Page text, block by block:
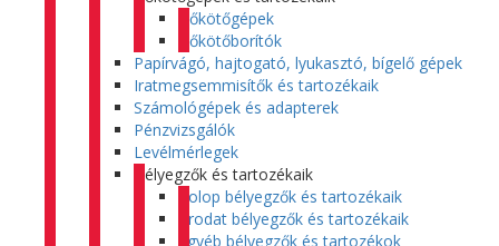
Hőkötőgépek
Hőkötőborítók
Papírvágó, hajtogató, lyukasztó, bígelő gépek
Iratmegsemmisítők és tartozékaik
Számológépek és adapterek
Pénzvizsgálók
Levélmérlegek
Bélyegzők és tartozékaik
Colop bélyegzők és tartozékaik
Trodat bélyegzők és tartozékaik
Egyéb bélyegzők és tartozékok